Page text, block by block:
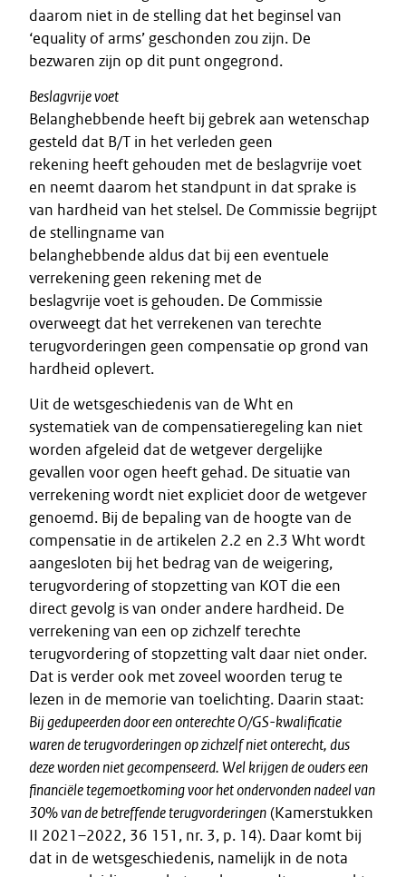
daarom niet in de stelling dat het beginsel van
‘equality of arms’ geschonden zou zijn. De
bezwaren zijn op dit punt ongegrond.
Beslagvrije voet
Belanghebbende heeft bij gebrek aan wetenschap
gesteld dat B/T in het verleden geen
rekening heeft gehouden met de beslagvrije voet
en neemt daarom het standpunt in dat sprake is
van hardheid van het stelsel. De Commissie begrijpt
de stellingname van
belanghebbende aldus dat bij een eventuele
verrekening geen rekening met de
beslagvrije voet is gehouden. De Commissie
overweegt dat het verrekenen van terechte
terugvorderingen geen compensatie op grond van
hardheid oplevert.
Uit de wetsgeschiedenis van de Wht en
systematiek van de compensatieregeling kan niet
worden afgeleid dat de wetgever dergelijke
gevallen voor ogen heeft gehad. De situatie van
verrekening wordt niet expliciet door de wetgever
genoemd. Bij de bepaling van de hoogte van de
compensatie in de artikelen 2.2 en 2.3 Wht wordt
aangesloten bij het bedrag van de weigering,
terugvordering of stopzetting van KOT die een
direct gevolg is van onder andere hardheid. De
verrekening van een op zichzelf terechte
terugvordering of stopzetting valt daar niet onder.
Dat is verder ook met zoveel woorden terug te
lezen in de memorie van toelichting. Daarin staat:
Bij gedupeerden door een onterechte O/GS-kwalificatie
waren de terugvorderingen op zichzelf niet onterecht, dus
deze worden niet gecompenseerd. Wel krijgen de ouders een
financiële tegemoetkoming voor het ondervonden nadeel van
30% van de betreffende terugvorderingen(Kamerstukken
II 2021–2022, 36 151, nr. 3, p. 14). Daar komt bij
dat in de wetsgeschiedenis, namelijk in de nota